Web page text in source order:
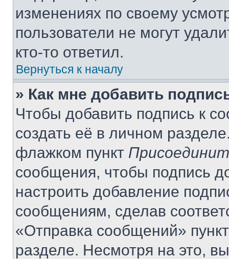
изменениях по своему
пользователи не могут
кто-то ответил.
Вернуться к началу
» Как мне добавить
Чтобы добавить подпись к
создать её в личном
флажком пункт
сообщения, чтобы подпись
настроить добавление
сообщениям, сделав
«Отправка сообщений»
разделе. Несмотря на это,